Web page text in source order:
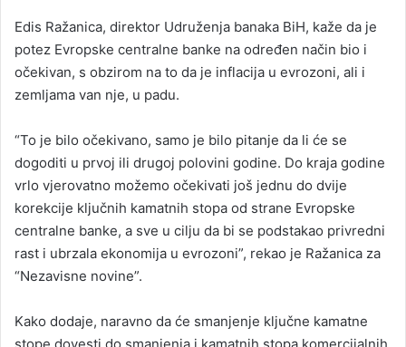
Edis Ražanica, direktor Udruženja banaka BiH, kaže da je
potez Evropske centralne banke na određen način bio i
očekivan, s obzirom na to da je inflacija u evrozoni, ali i
zemljama van nje, u padu.
“To je bilo očekivano, samo je bilo pitanje da li će se
dogoditi u prvoj ili drugoj polovini godine. Do kraja godine
vrlo vjerovatno možemo očekivati još jednu do dvije
korekcije ključnih kamatnih stopa od strane Evropske
centralne banke, a sve u cilju da bi se podstakao privredni
rast i ubrzala ekonomija u evrozoni”, rekao je Ražanica za
“Nezavisne novine”.
Kako dodaje, naravno da će smanjenje ključne kamatne
stope dovesti do smanjenja i kamatnih stopa komercijalnih